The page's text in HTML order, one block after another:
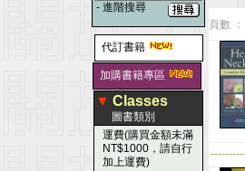
- 進階搜尋
代訂書籍
加購書籍專區
▼ Classes
圖書類別
運費(購買金額未滿
NT$1000，請自行
加上運費)
頁數